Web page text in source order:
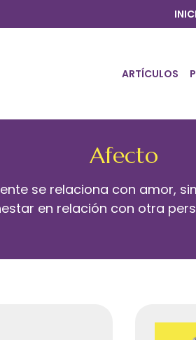
ARTÍCULOS
Afecto
se relaciona con amor,
en relación con otra